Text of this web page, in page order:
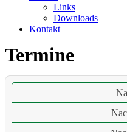
Links
Downloads
Kontakt
Termine